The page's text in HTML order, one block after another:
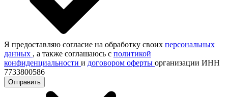
Я предоставляю согласие на обработку своих персональных
данных , а также соглашаюсь с политикой
конфиденциальности и договором оферты организации ИНН
7733800586
Отправить